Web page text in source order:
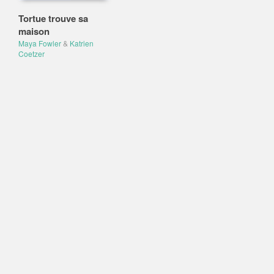
Tortue trouve sa
maison
Maya Fowler& Katrien
Coetzer